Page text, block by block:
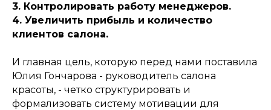
3. Контролировать работу менеджеров.
4. Увеличить прибыль и количество
клиентов салона.
И главная цель, которую перед нами поставила
Юлия Гончарова - руководитель салона
красоты, - четко структурировать и
формализовать систему мотивации для